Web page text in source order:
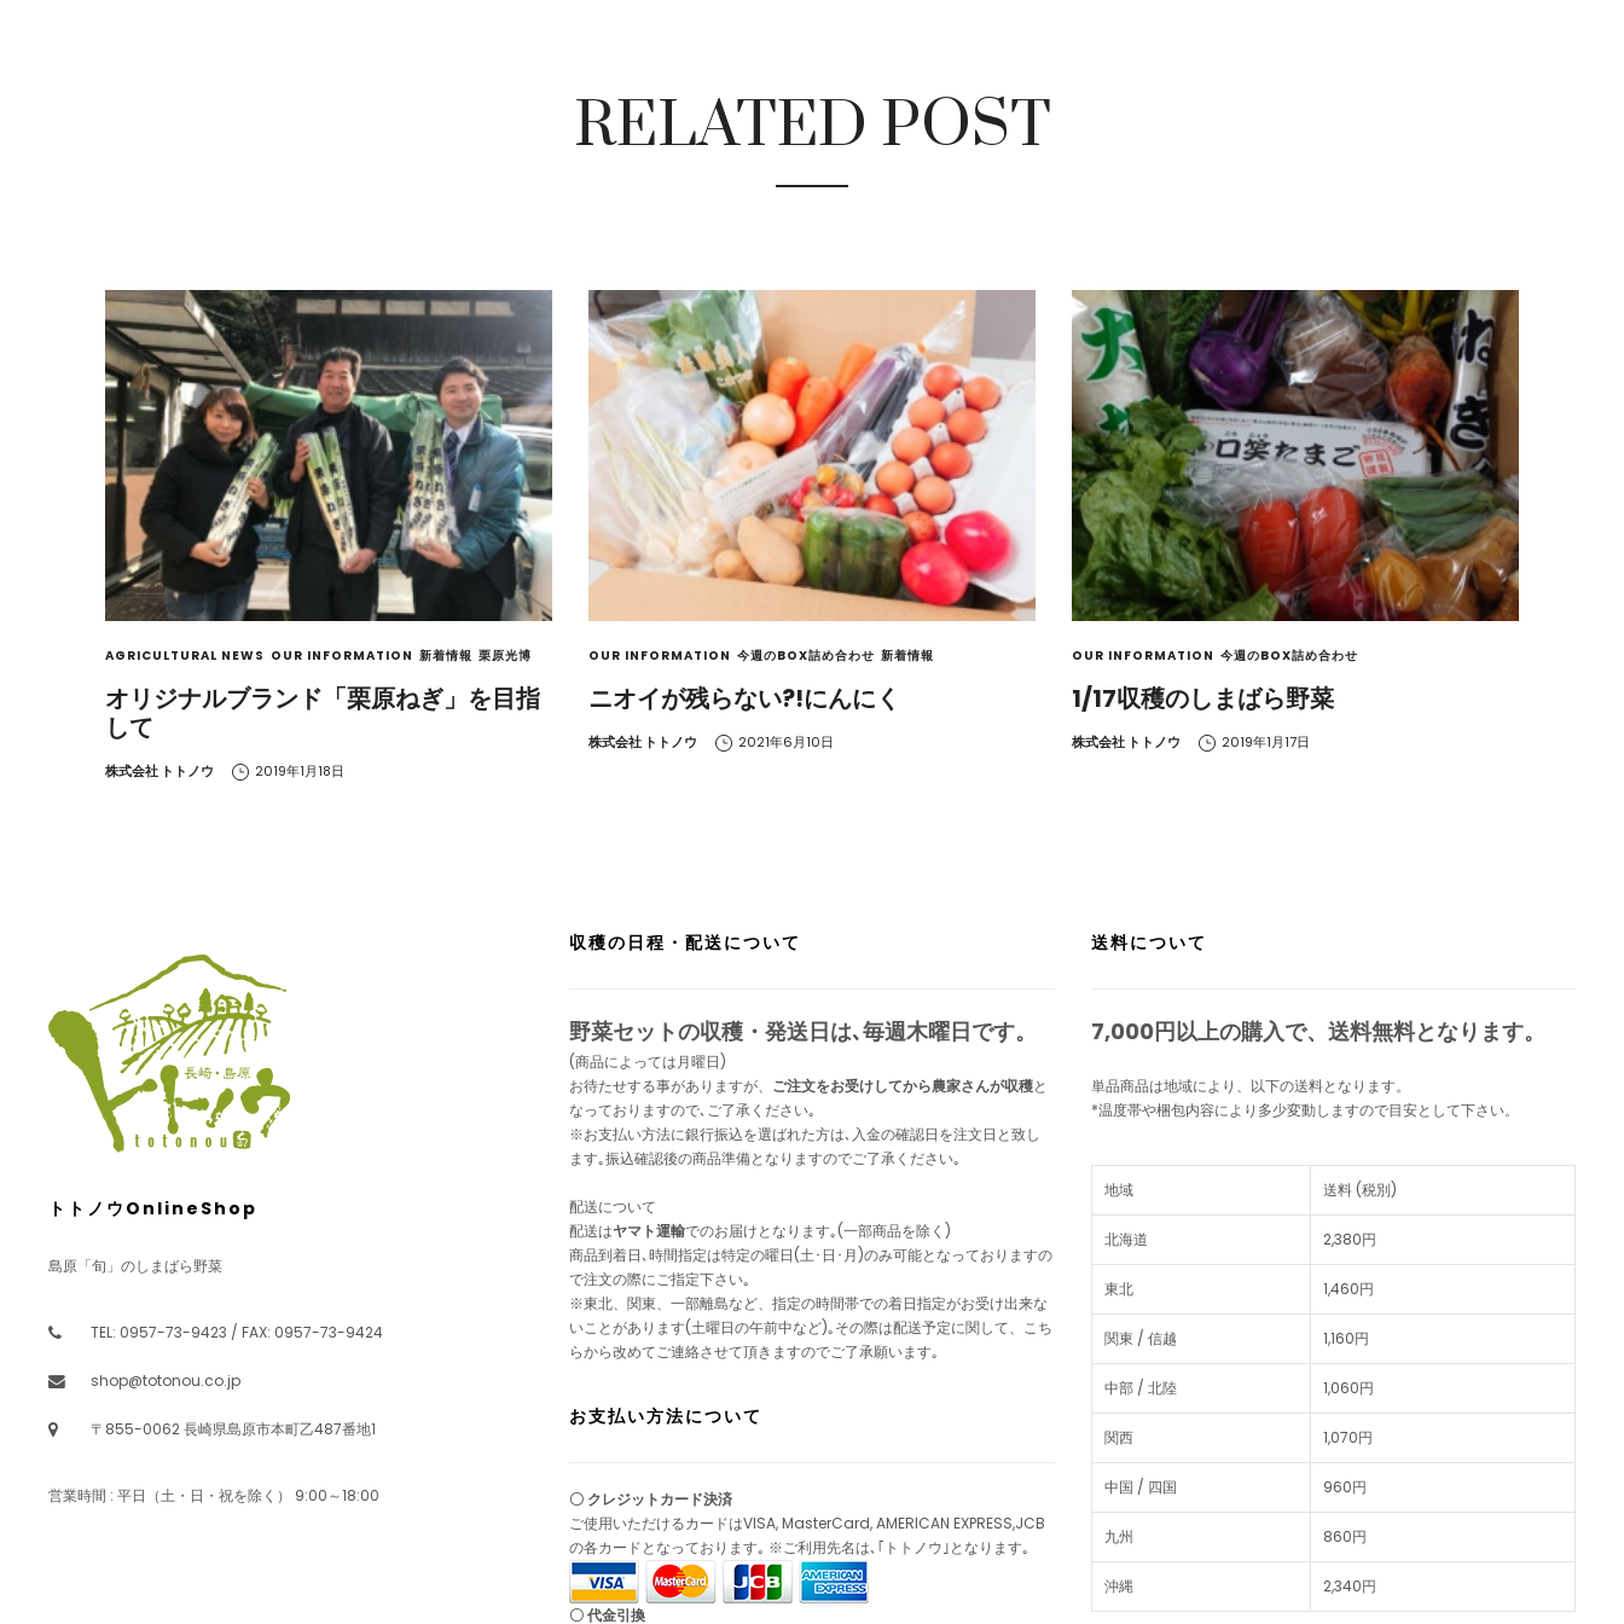
RELATED POST
AGRICULTURAL NEWS OUR INFORMATION 新着情報 栗原光博
オリジナルブランド「栗原ねぎ」を目指
して
by
株式会社 トトノウ 2019年1月18日
OUR INFORMATION 今週のBOX詰め合わせ 新着情報
ニオイが残らない?!にんにく
by
株式会社 トトノウ 2021年6月10日
OUR INFORMATION 今週のBOX詰め合わせ
1/17収穫のしまばら野菜
by
株式会社 トトノウ 2019年1月17日
トトノウOnlineShop
島原「旬」のしまばら野菜
TEL: 0957-73-9423 / FAX: 0957-73-9424
shop@totonou.co.jp
〒855-0062 長崎県島原市本町乙487番地1
営業時間 : 平日（土・日・祝を除く） 9:00～18:00
収穫の日程・配送について
野菜セットの収穫・発送日は､毎週木曜日です。
(商品によっては月曜日)
お待たせする事がありますが、 ご注文をお受けしてから農家さんが収穫と
なっておりますので､ご了承ください｡
※お支払い方法に銀行振込を選ばれた方は､入金の確認日を注文日と致し
ます｡振込確認後の商品準備となりますのでご了承ください｡
配送について
配送はヤマト運輸でのお届けとなります｡(一部商品を除く)
商品到着日､時間指定は特定の曜日(土･日･月)のみ可能となっておりますの
で注文の際にご指定下さい｡
※東北、関東、一部離島など、指定の時間帯での着日指定がお受け出来な
いことがあります(土曜日の午前中など)｡その際は配送予定に関して、こち
らから改めてご連絡させて頂きますのでご了承願います｡
お支払い方法について
〇 クレジットカード決済
ご使用いただけるカードはVISA, MasterCard, AMERICAN EXPRESS,JCB
の各カードとなっております｡ ※ご利用先名は､｢トトノウ｣となります｡
〇 代金引換
送料について
7,000円以上の購入で、 送料無料となります。
単品商品は地域により、以下の送料となります。
*温度帯や梱包内容により多少変動しますので目安として下さい。
地域 送料 (税別)
北海道 2,380円
東北 1,460円
関東 / 信越 1,160円
中部 / 北陸 1,060円
関西 1,070円
中国 / 四国 960円
九州 860円
沖縄 2,340円